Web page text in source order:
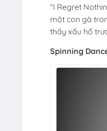
"I Regret
một con gà
thấy xấu hổ
Spinning